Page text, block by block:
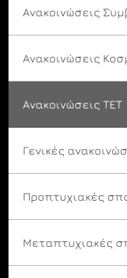
Ανακοινώσεις
Ανακοινώσεις
Ανακοινώσεις ΤΕΤ
Γενικές
Προπτυχιακές
Μεταπτυχιακές